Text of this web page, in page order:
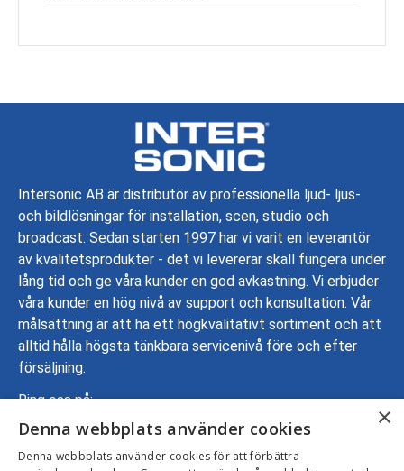
Intersonic AB är distributör av professionella ljud- ljus-
och bildlösningar för installation, scen, studio och
broadcast. Sedan starten 1997 har vi varit en leverantör
av kvalitetsprodukter - det vi levererar skall fungera under
lång tid och ge våra kunder en god avkastning. Vi erbjuder
våra kunder en hög nivå av support och konsultation. Vår
målsättning är att ha ett högkvalitativt sortiment och att
alltid hålla högsta tänkbara servicenivå före och efter
försäljning.
Ring oss på:
08-799 70 00
Adress: Gustavslundsvägen 137, 167 51 Bromma
×
Denna webbplats använder cookies
Denna webbplats använder cookies för att förbättra